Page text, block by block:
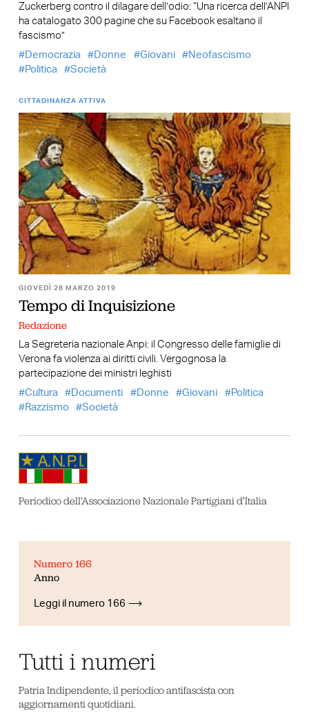
Zuckerberg contro il dilagare dell’odio: “Una ricerca dell’ANPI
ha catalogato 300 pagine che su Facebook esaltano il
fascismo”
Democrazia
Donne Giovani
Neofascismo
Politica
Società
CITTADINANZA ATTIVA
GIOVEDÌ 28 MARZO 2019
Tempo di Inquisizione
Redazione
La Segreteria nazionale Anpi: il Congresso delle famiglie di
Verona fa violenza ai diritti civili. Vergognosa la
partecipazione dei ministri leghisti
Cultura
Documenti Donne Giovani
Politica
Razzismo
Società
Periodico dell’Associazione Nazionale Partigiani d’Italia
Numero 166
Anno
Leggi il numero 166
Tutti i numeri
Patria Indipendente, il periodico antifascista con
aggiornamenti quotidiani.